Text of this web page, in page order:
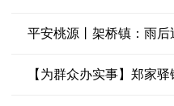
平安桃源丨架桥镇：雨
【为群众办实事】郑家